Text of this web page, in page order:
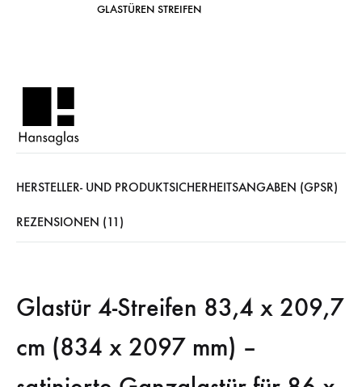
GLASTÜREN STREIFEN
HERSTELLER- UND PRODUKTSICHERHEITSANGABEN (GPSR)
REZENSIONEN (11)
Glastür 4-Streifen 83,4 x 209,7
cm (834 x 2097 mm) –